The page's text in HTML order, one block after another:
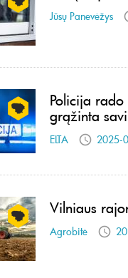
Jūsų Panevėžys
Policija
grąžinta
ELTA 2025-
Vilniaus
Agrobitė